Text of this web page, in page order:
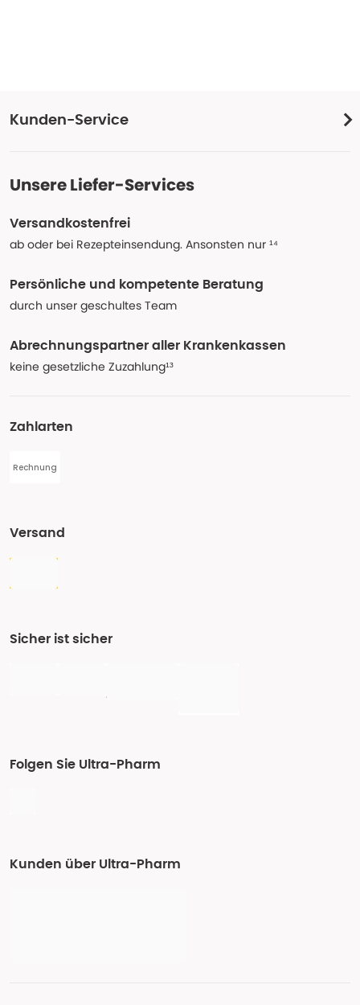
Kunden-Service
Unsere Liefer-Services
Versandkostenfrei
ab oder bei Rezepteinsendung. Ansonsten nur ¹⁴
Persönliche und kompetente Beratung
durch unser geschultes Team
Abrechnungspartner aller Krankenkassen
keine gesetzliche Zuzahlung¹³
Zahlarten
Rechnung
Versand
Sicher ist sicher
Folgen Sie Ultra-Pharm
Kunden über Ultra-Pharm